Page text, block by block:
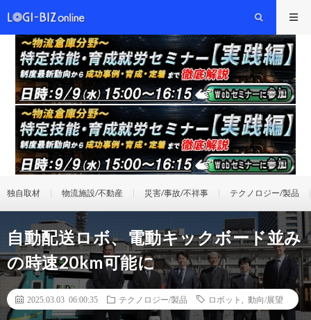
独自取材 物流施設/不動産 災害/事故/不祥事 テクノロジー/製品
自動配送ロボ、電動キックボード並み
の時速20km可能に
2025.03.03 06:00:35 テクノロジー/製品 ロボット 動向/展望